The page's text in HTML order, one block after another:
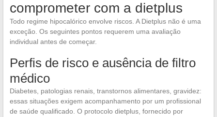
comprometer com a dietplus
Todo regime hipocalórico envolve riscos. A Dietplus não é uma
exceção. Os seguintes pontos requerem uma avaliação
individual antes de começar.
Perfis de risco e ausência de filtro
médico
Diabetes, patologias renais, transtornos alimentares, gravidez:
essas situações exigem acompanhamento por um profissional
de saúde qualificado. O protocolo dietplus, fornecido por